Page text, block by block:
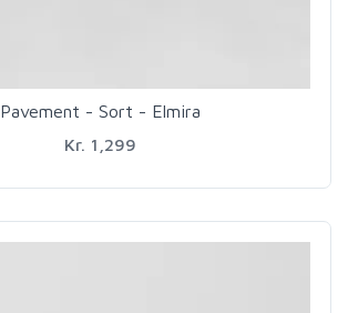
Pavement - Sort - Elmira
Kr. 1,299